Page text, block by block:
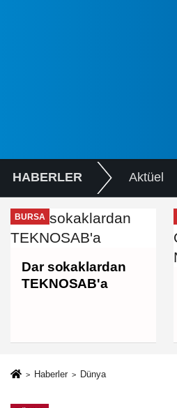
HABERLER Aktüel
BURSA
Dar sokaklardan
TEKNOSAB'a
Haberler Dünya